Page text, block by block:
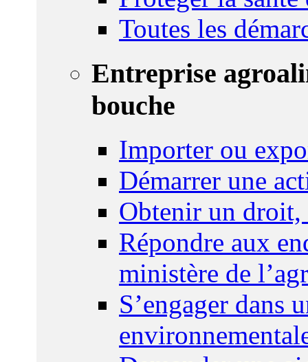
Toutes les
Entreprise
bouche
Importer ou
Démarrer une
Obtenir un droit,
Répondre aux
ministère de
S’engager dans